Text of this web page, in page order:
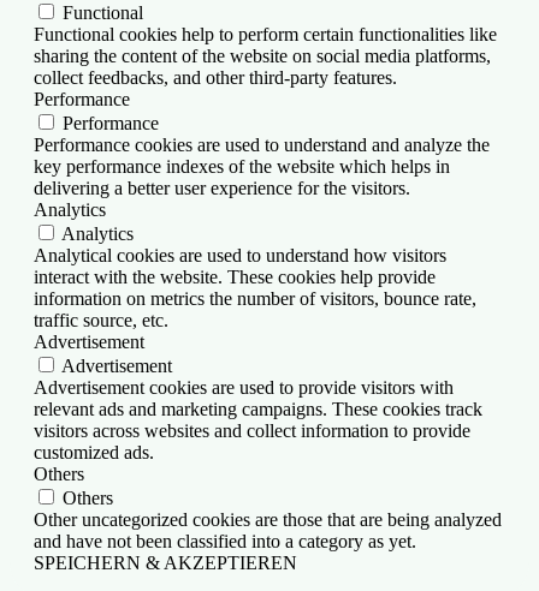
Functional
Functional cookies help to perform certain functionalities like
sharing the content of the website on social media platforms,
collect feedbacks, and other third-party features.
Performance
Performance
Performance cookies are used to understand and analyze the
key performance indexes of the website which helps in
delivering a better user experience for the visitors.
Analytics
Analytics
Analytical cookies are used to understand how visitors
interact with the website. These cookies help provide
information on metrics the number of visitors, bounce rate,
traffic source, etc.
Advertisement
Advertisement
Advertisement cookies are used to provide visitors with
relevant ads and marketing campaigns. These cookies track
visitors across websites and collect information to provide
customized ads.
Others
Others
Other uncategorized cookies are those that are being analyzed
and have not been classified into a category as yet.
SPEICHERN & AKZEPTIEREN